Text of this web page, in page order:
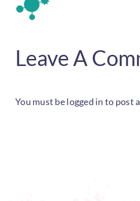
Leave A
You must belogged in to post